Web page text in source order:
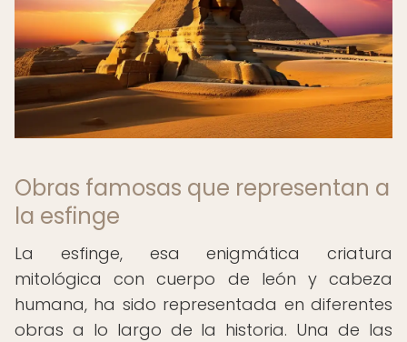
Obras famosas que representan a
la esfinge
La esfinge, esa enigmática criatura
mitológica con cuerpo de león y cabeza
humana, ha sido representada en diferentes
obras a lo largo de la historia. Una de las